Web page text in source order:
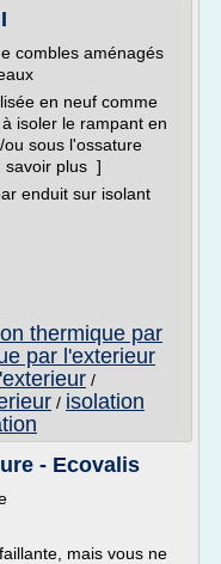
combles aménagés
en neuf comme
isoler le rampant en
sous l'ossature
savoir plus ]
enduit sur isolant
thermique par
par l'exterieur
/
/ isolation
- Ecovalis
mais vous ne